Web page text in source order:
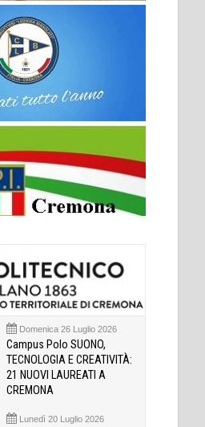
Domenica 26 Luglio 2026
Campus Polo SUONO,
TECNOLOGIA E CREATIVITÀ:
21 NUOVI LAUREATI A
CREMONA
Lunedì 20 Luglio 2026